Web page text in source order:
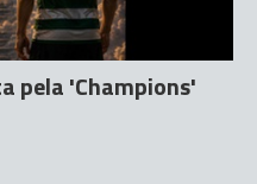
pela 'Champions'